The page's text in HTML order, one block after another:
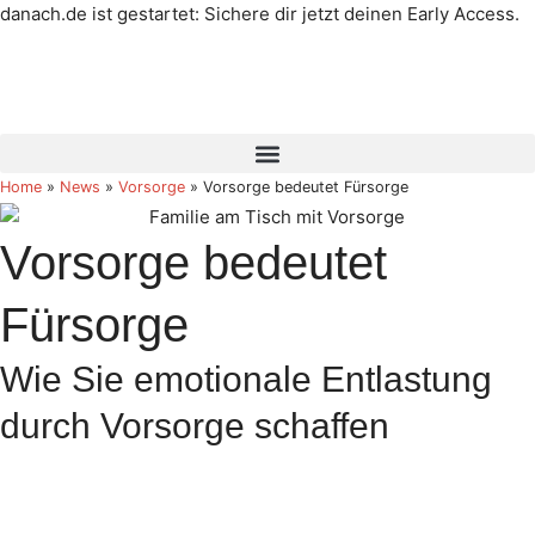
danach.de ist gestartet: Sichere dir jetzt deinen Early Access.
Home » News » Vorsorge » Vorsorge bedeutet Fürsorge
Vorsorge bedeutet
Fürsorge
Wie Sie emotionale Entlastung
durch Vorsorge schaffen